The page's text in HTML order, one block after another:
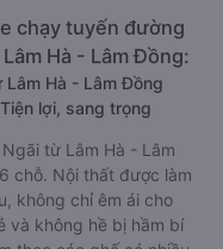
chạy tuyến đường
Hà - Lâm Đồng:
Lâm Hà - Lâm Đồng
lợi, sang trọng
từ Lâm Hà - Lâm
chỗ. Nội thất được làm
không chỉ êm ái cho
và không hề bị hầm bí